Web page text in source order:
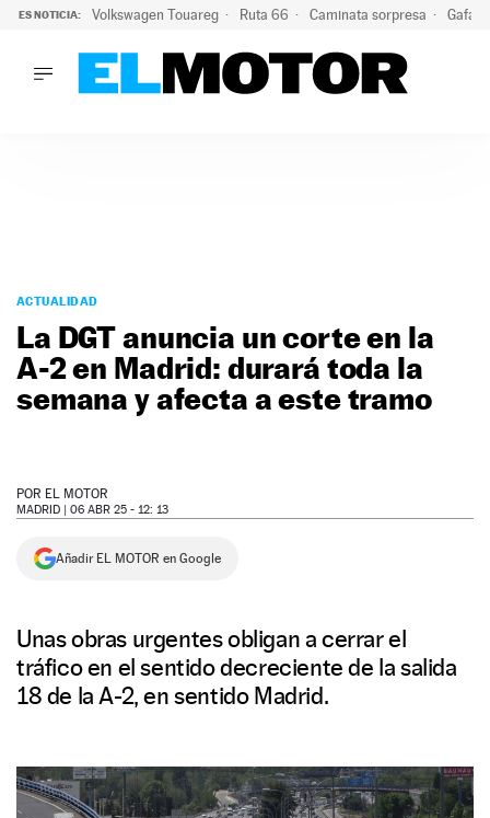
ES NOTICIA: Volkswagen Touareg Ruta 66 Caminata sorpresa Gafas
PODCAST
MOTOS
TECNOLOGÍA
NEWSLETTER
ACTUALIDAD
La DGT anuncia un corte en la
A-2 en Madrid: durará toda la
semana y afecta a este tramo
POR EL MOTOR
MADRID | 06 ABR 25 - 12: 13
Añadir EL MOTOR en Google
Unas obras urgentes obligan a cerrar el
tráfico en el sentido decreciente de la salida
18 de la A-2, en sentido Madrid.